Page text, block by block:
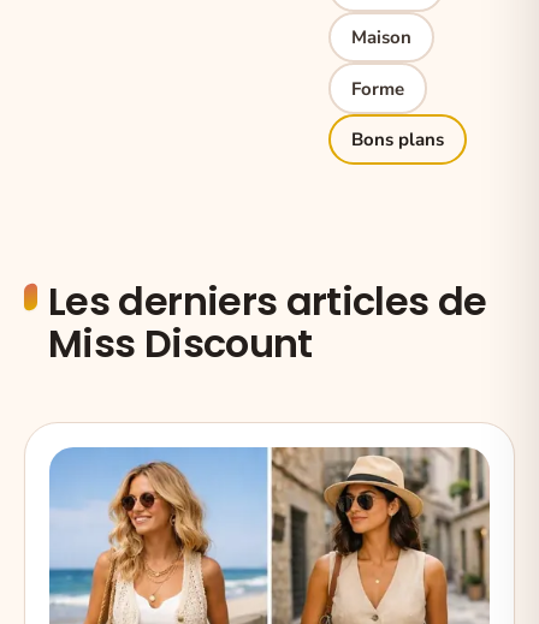
Maison
Forme
Bons plans
Les derniers articles de
Miss Discount